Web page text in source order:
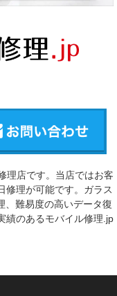
理店です。当店ではお客
修理が可能です。ガラス
、難易度の高いデータ復
績のあるモバイル修理.jp